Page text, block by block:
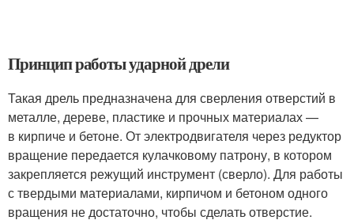
Принцип работы ударной дрели
Такая дрель предназначена для сверления отверстий в
металле, дереве, пластике и прочных материалах —
в кирпиче и бетоне. От электродвигателя через редуктор
вращение передается кулачковому патрону, в котором
закрепляется режущий инструмент (сверло). Для работы
с твердыми материалами, кирпичом и бетоном одного
вращения не достаточно, чтобы сделать отверстие.